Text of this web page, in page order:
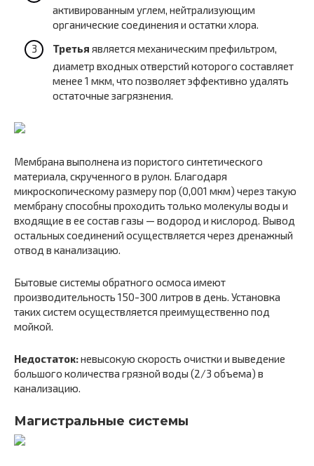
активированным углем, нейтрализующим
органические соединения и остатки хлора.
Третья является механическим префильтром,
диаметр входных отверстий которого составляет
менее 1 мкм, что позволяет эффективно удалять
остаточные загрязнения.
Мембрана выполнена из пористого синтетического
материала, скрученного в рулон. Благодаря
микроскопическому размеру пор (0,001 мкм) через такую
мембрану способны проходить только молекулы воды и
входящие в ее состав газы — водород и кислород. Вывод
остальных соединений осуществляется через дренажный
отвод в канализацию.
Бытовые системы обратного осмоса имеют
производительность 150-300 литров в день. Установка
таких систем осуществляется преимущественно под
мойкой.
Недостаток:невысокую скорость очистки и выведение
большого количества грязной воды (2/3 объема) в
канализацию.
Магистральные системы